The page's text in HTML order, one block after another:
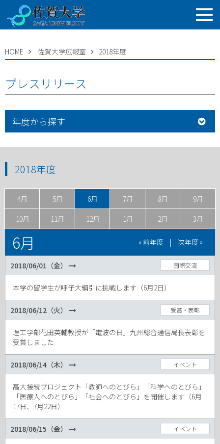
HOME 佐賀大学広報室 2018年度
プレスリリース
年度から探す
2018年度
4月 5月 6月 7月 8月 9月
10月 11月 12月 1月 2月 3月
6月 « 前年度 | 次年度 »
2018/06/01（金）
本学の留学生が呼子大綱引に挑戦します（6月2日）
国際交流
2018/06/12（火）
理工学部花田英輔教授が「電波の日」九州総合通信局長表彰を
受賞しました
受賞・表彰
2018/06/14（木）
高大接続プロジェクト「教師へのとびら」「科学へのとびら」
「医療人へのとびら」「社会へのとびら」を開催します（6月
17日、7月22日）
イベント
2018/06/15（金） イベント